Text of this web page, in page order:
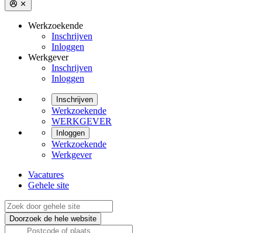
Werkzoekende
Inschrijven
Inloggen
Werkgever
Inschrijven
Inloggen
Inschrijven
Werkzoekende
WERKGEVER
Inloggen
Werkzoekende
Werkgever
Vacatures
Gehele site